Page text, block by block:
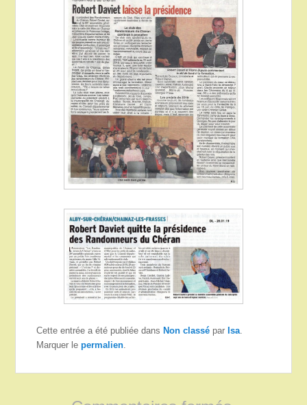
Cette entrée a été publiée dans Non classé par Isa
Marquer lepermalien